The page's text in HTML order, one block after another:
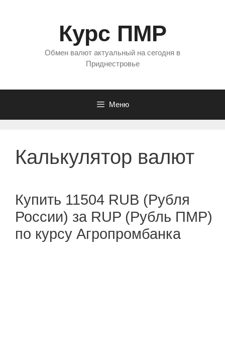
Курс ПМР
Обмен валют актуальный на сегодня в
Приднестровье
Меню
Калькулятор валют
Купить 11504 RUB (Рубля
России) за RUP (Рубль ПМР)
по курсу Агропромбанка